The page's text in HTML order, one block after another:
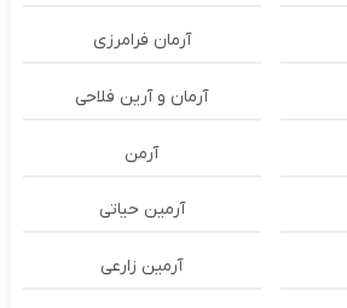
آرمان فرامرزی
آرمان و آرین فلاحی
آرمن
آرمین حیاتی
آرمین زارعی